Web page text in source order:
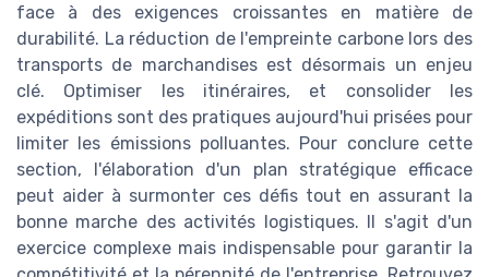
face à des exigences croissantes en matière de
durabilité. La réduction de l'empreinte carbone lors des
transports de marchandises est désormais un enjeu
clé. Optimiser les itinéraires, et consolider les
expéditions sont des pratiques aujourd'hui prisées pour
limiter les émissions polluantes. Pour conclure cette
section, l'élaboration d'un plan stratégique efficace
peut aider à surmonter ces défis tout en assurant la
bonne marche des activités logistiques. Il s'agit d'un
exercice complexe mais indispensable pour garantir la